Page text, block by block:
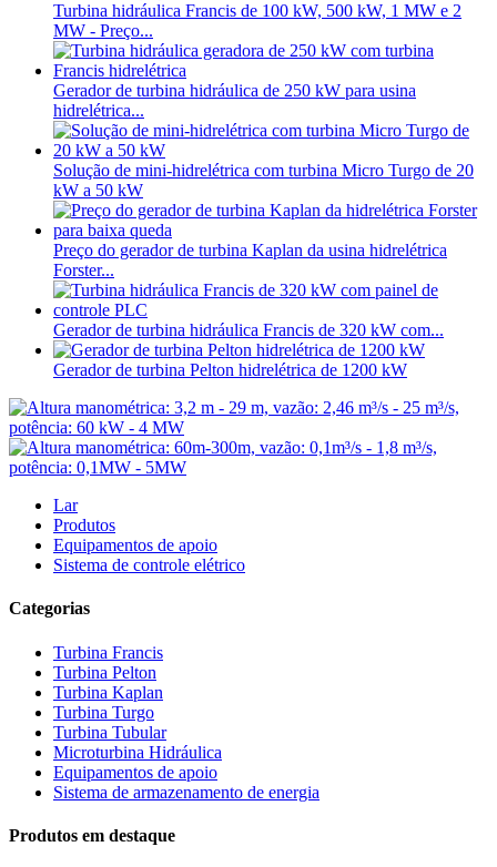
Turbina hidráulica Francis de 100 kW, 500 kW, 1 MW e 2
MW - Preço...
Gerador de turbina hidráulica de 250 kW para usina
hidrelétrica...
Solução de mini-hidrelétrica com turbina Micro Turgo de 20
kW a 50 kW
Preço do gerador de turbina Kaplan da usina hidrelétrica
Forster...
Gerador de turbina hidráulica Francis de 320 kW com...
Gerador de turbina Pelton hidrelétrica de 1200 kW
Lar
Produtos
Equipamentos de apoio
Sistema de controle elétrico
Categorias
Turbina Francis
Turbina Pelton
Turbina Kaplan
Turbina Turgo
Turbina Tubular
Microturbina Hidráulica
Equipamentos de apoio
Sistema de armazenamento de energia
Produtos em destaque